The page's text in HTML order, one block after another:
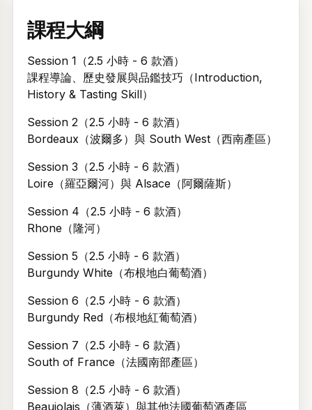
課程大綱
Session 1（2.5 小時 - 6 款酒）
課程導論、歷史發展與品鑑技巧（Introduction,
History & Tasting Skill）
Session 2（2.5 小時 - 6 款酒）
Bordeaux（波爾多）與 South West（西南產區）
Session 3（2.5 小時 - 6 款酒）
Loire（羅亞爾河）與 Alsace（阿爾薩斯）
Session 4（2.5 小時 - 6 款酒）
Rhone（隆河）
Session 5（2.5 小時 - 6 款酒）
Burgundy White（布根地白葡萄酒）
Session 6（2.5 小時 - 6 款酒）
Burgundy Red（布根地紅葡萄酒）
Session 7（2.5 小時 - 6 款酒）
South of France（法國南部產區）
Session 8（2.5 小時 - 6 款酒）
Beaujolais（薄酒萊）與其他法國葡萄酒產區